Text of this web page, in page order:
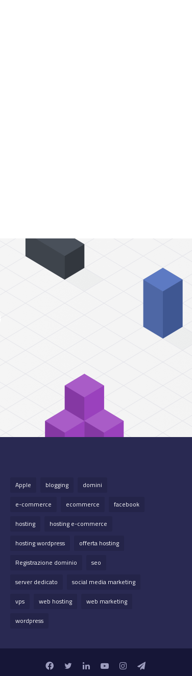
Apple blogging
domini
e-commerce
ecommerce
facebook
hosting
hosting e-commerce
hosting wordpress
offerta hosting
Registrazione dominio
seo
server dedicato
social media marketing
vps
web hosting
web marketing
wordpress
Facebook
TwitterLinkedInYouTubeInstagramTelegram